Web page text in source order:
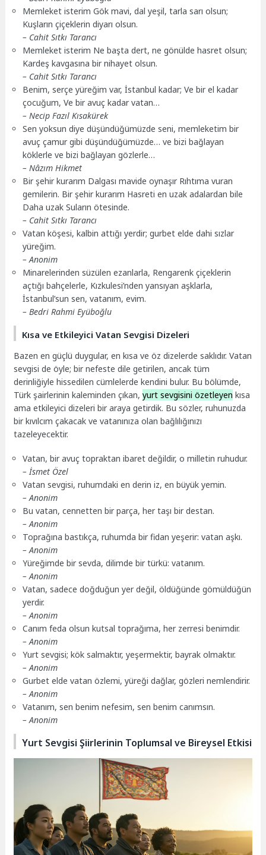
Memleket isterim Gök mavi, dal yeşil, tarla sarı olsun;
Kuşların çiçeklerin diyarı olsun.
– Cahit Sıtkı Tarancı
Memleket isterim Ne başta dert, ne gönülde hasret olsun;
Kardeş kavgasına bir nihayet olsun.
– Cahit Sıtkı Tarancı
Benim, serçe yüreğim var, İstanbul kadar; Ve bir el kadar
çocuğum, Ve bir avuç kadar vatan…
– Necip Fazıl Kısakürek
Sen yoksun diye düşündüğümüzde seni, memleketim bir
avuç çamur gibi düşündüğümüzde… ve bizi bağlayan
köklerle ve bizi bağlayan gözlerle…
– Nâzım Hikmet
Bir şehir kurarım Dalgası mavide oynaşır Rıhtıma vuran
gemilerin. Bir şehir kurarım Hasreti en uzak adalardan bile
Daha uzak Suların ötesinde.
– Cahit Sıtkı Tarancı
Vatan köşesi, kalbin attığı yerdir; gurbet elde dahi sızlar
yüreğim.
– Anonim
Minarelerinden süzülen ezanlarla, Rengarenk çiçeklerin
açtığı bahçelerle, Kızkulesi’nden yansıyan aşklarla,
İstanbul’sun sen, vatanım, evim.
– Bedri Rahmi Eyüboğlu
Kısa ve Etkileyici Vatan Sevgisi Dizeleri
Bazen en güçlü duygular, en kısa ve öz dizelerde saklıdır. Vatan
sevgisi de öyle; bir nefeste dile getirilen, ancak tüm
derinliğiyle hissedilen cümlelerde kendini bulur. Bu bölümde,
Türk şairlerinin kaleminden çıkan,yurt sevgisini özetleyen kısa
ama etkileyici dizeleri bir araya getirdik. Bu sözler, ruhunuzda
bir kıvılcım çakacak ve vatanınıza olan bağlılığınızı
tazeleyecektir.
Vatan, bir avuç topraktan ibaret değildir, o milletin ruhudur.
– İsmet Özel
Vatan sevgisi, ruhumdaki en derin iz, en büyük yemin.
– Anonim
Bu vatan, cennetten bir parça, her taşı bir destan.
– Anonim
Toprağına bastıkça, ruhumda bir fidan yeşerir: vatan aşkı.
– Anonim
Yüreğimde bir sevda, dilimde bir türkü: vatanım.
– Anonim
Vatan, sadece doğduğun yer değil, öldüğünde gömüldüğün
yerdir.
– Anonim
Canım feda olsun kutsal toprağıma, her zerresi benimdir.
– Anonim
Yurt sevgisi; kök salmaktır, yeşermektir, bayrak olmaktır.
– Anonim
Gurbet elde vatan özlemi, yüreği dağlar, gözleri nemlendirir.
– Anonim
Vatanım, sen benim nefesim, sen benim canımsın.
– Anonim
Yurt Sevgisi Şiirlerinin Toplumsal ve Bireysel Etkisi